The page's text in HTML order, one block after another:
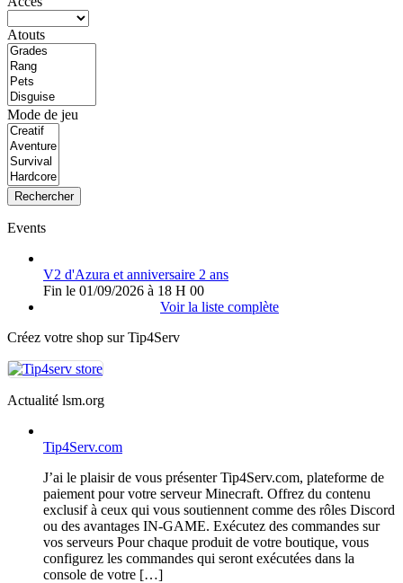
Atouts
Mode de jeu
Rechercher
Events
V2 d'Azura et anniversaire 2 ans
Fin le 01/09/2026 à 18 H 00
Voir la liste complète
Créez votre shop sur Tip4Serv
Actualité lsm.org
Tip4Serv.com
J’ai le plaisir de vous présenter Tip4Serv.com, plateforme de
paiement pour votre serveur Minecraft. Offrez du contenu
exclusif à ceux qui vous soutiennent comme des rôles Discord
ou des avantages IN-GAME. Exécutez des commandes sur
vos serveurs Pour chaque produit de votre boutique, vous
configurez les commandes qui seront exécutées dans la
console de votre […]